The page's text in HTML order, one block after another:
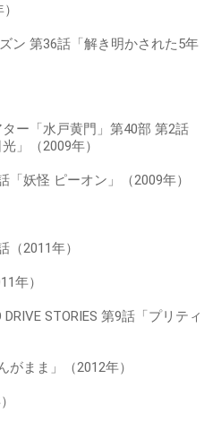
ン 第36話「解き明かされた5年
ー「水戸黄門」第40部 第2話
」（2009年）
「妖怪 ピーオン」（2009年）
（2011年）
年）
STORIES 第9話「プリティ
がまま」（2012年）